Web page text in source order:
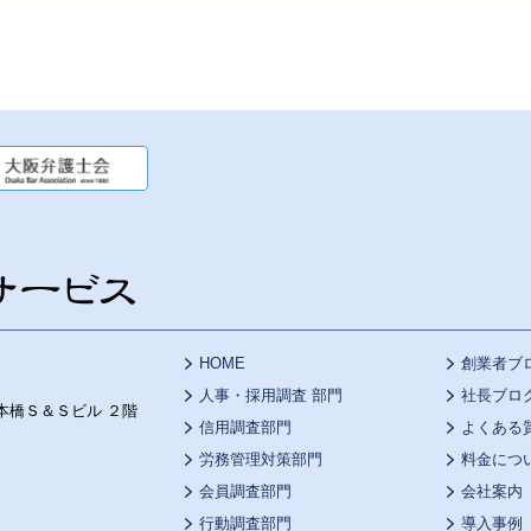
橋Ｓ＆Ｓビル ２階
HOME
人事・採用調査 部門
信用調査部門
労務管理対策部門
会員調査部門
行動調査部門
創業者ブ
社長ブロ
よくある
料金につ
会社案内
導入事例